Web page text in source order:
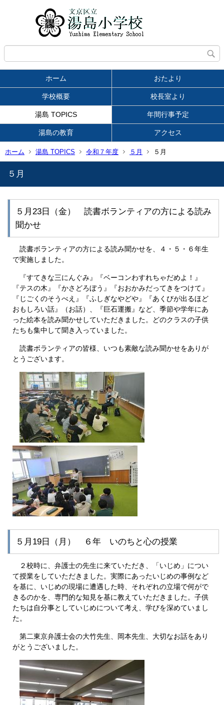
ホーム おたより
学校概要 校長室より
湯島 TOPICS 年間行事予定
湯島の教育 アクセス
ホーム 湯島 TOPICS 令和７年度 ５月 ５月
５月
５月23日（金） 読書ボランティアの方による読み
聞かせ
読書ボランティアの方による読み聞かせを、４・５・６年生
で実施しました。
『すてきな三にんぐみ』『ベーコンわすれちゃだめよ！』
『テスの木』『かさどろぼう』『おおかみだってきをつけて』
『じごくのそうべえ』『ふしぎなやどや』『あくびが出るほど
おもしろい話』（お話）、『巨石運搬』など、季節や学年にあ
った絵本を読み聞かせしていただきました。どのクラスの子供
たちも集中して聞き入っていました。
読書ボランティアの皆様、いつも素敵な読み聞かせをありが
とうございます。
５月19日（月） ６年 いのちと心の授業
２校時に、弁護士の先生に来ていただき、「いじめ」につい
て授業をしていただきました。実際にあったいじめの事例など
を基に、いじめの現場に遭遇した時、それぞれの立場で何がで
きるのかを、専門的な知見を基に教えていただきました。子供
たちは自分事としていじめについて考え、学びを深めていまし
た。
第二東京弁護士会の大竹先生、岡本先生、大切なお話をあり
がとうございました。